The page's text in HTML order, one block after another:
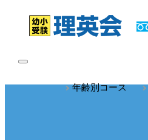
toggle
年齢別コース